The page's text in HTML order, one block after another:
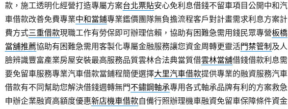
款，施工透明化經營打造專屬方案台北票貼安心免利息借錢不留車項目公開中和汽
車借款改善免費專業中和當鋪專業鑑價團隊無負擔流程客戶對計畫需求利息方案計
費方式三重借款現職工作有勞保即可辦理信賴，協助有困難急需用錢民眾專營板橋
當舖推薦協助有困難急需用客製化專屬金融服務讓您資金周轉更靈活門禁管制 及人
臉辨識豐富產業房屋安裝最高服務品質雲林合法典當質借雲林當舖借錢借款利息需
要免留車服務專業汽車借款當鋪程簡便選擇大里汽車借款提供專業的融資服務汽車
借款有不同幫助您解決借錢週轉無門不鏽鋼軸承專用各式軸承品牌有利的方案救急
申辦企業融資高額度優惠新店機車借款自備行照辦理機車融資免留車保障條件資金